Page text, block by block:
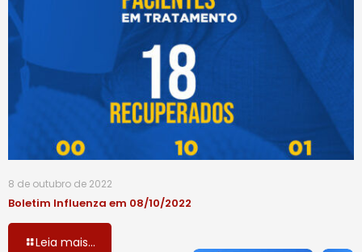
8 de outubro de 2022
Boletim Influenza em 08/10/2022
Leia mais...